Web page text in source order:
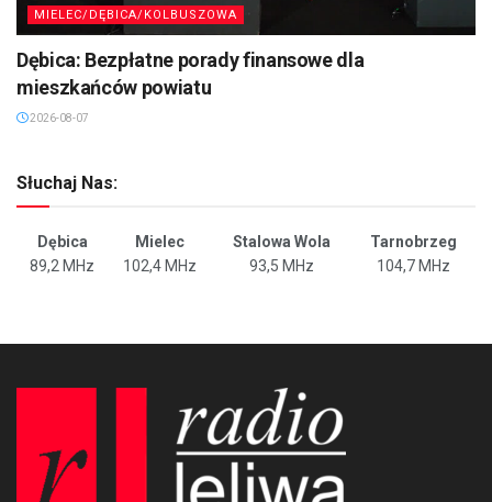
MIELEC/DĘBICA/KOLBUSZOWA
Dębica: Bezpłatne porady finansowe dla
mieszkańców powiatu
2026-08-07
Słuchaj Nas:
Dębica Mielec Stalowa Wola
Tarnobrzeg
89,2 MHz
102,4 MHz 93,5 MHz 104,7 MHz